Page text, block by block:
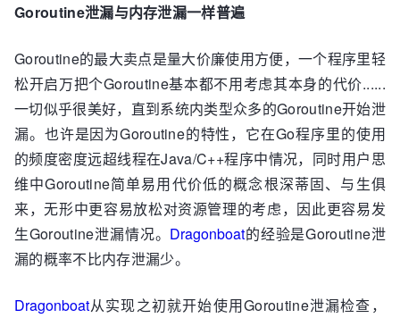
Goroutine泄漏与内存泄漏一样普遍
Goroutine的最大卖点是量大价廉使用方便，一个程序里轻
松开启万把个Goroutine基本都不用考虑其本身的代价......
一切似乎很美好，直到系统内类型众多的Goroutine开始泄
漏。也许是因为Goroutine的特性，它在Go程序里的使用
的频度密度远超线程在Java/C++程序中情况，同时用户思
维中Goroutine简单易用代价低的概念根深蒂固、与生俱
来，无形中更容易放松对资源管理的考虑，因此更容易发
生Goroutine泄漏情况。 Dragonboat的经验是Goroutine泄
漏的概率不比内存泄漏少。
Dragonboat从实现之初就开始使用Goroutine泄漏检查，